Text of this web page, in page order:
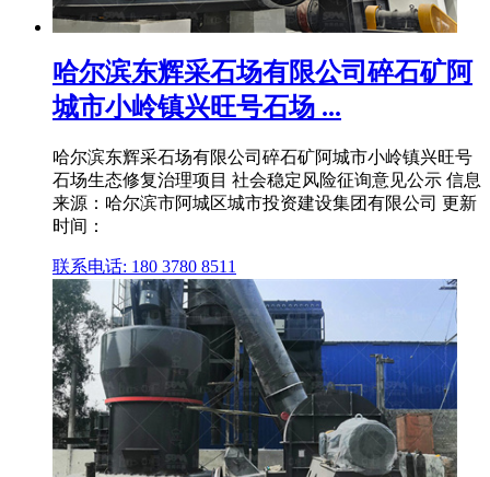
哈尔滨东辉采石场有限公司碎石矿阿
城市小岭镇兴旺号石场 ...
哈尔滨东辉采石场有限公司碎石矿阿城市小岭镇兴旺号
石场生态修复治理项目 社会稳定风险征询意见公示 信息
来源：哈尔滨市阿城区城市投资建设集团有限公司 更新
时间：
联系电话: 180 3780 8511